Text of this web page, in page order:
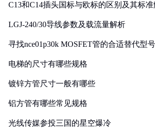
C13和C14插头国标与欧标的区别及其标
LGJ-240/30导线参数及载流量解析
寻找nce01p30k MOSFET管的合适替代型号
电梯的尺寸有哪些规格
镀锌方管尺寸一般有哪些
铝方管有哪些常见规格
光线传媒参投三国的星空爆冷